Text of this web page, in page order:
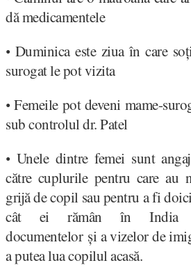
dă medicamentele
• Duminica este ziua în care
surogat le pot vizita
•Femeile pot deveni mame-
sub controlul dr. Patel
• Unele dintre femei sunt
către cuplurile pentru care au
grijă de copil sau pentru a fi
cât ei rămân în India
documentelor și a vizelor de
a putea lua copilul acasă.